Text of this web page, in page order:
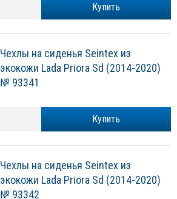
Купить
Чехлы на сиденья Seintex из
экокожи Lada Priora Sd (2014-2020)
№ 93341
Купить
Чехлы на сиденья Seintex из
экокожи Lada Priora Sd (2014-2020)
№ 93342